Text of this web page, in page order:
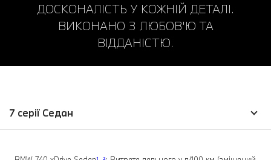
ДОСКОНАЛІСТЬ У КОЖНІЙ ДЕТАЛІ.
ВИКОНАНО З ЛЮБОВ'Ю ТА
ВІДДАНІСТЮ.
7 серії Седан